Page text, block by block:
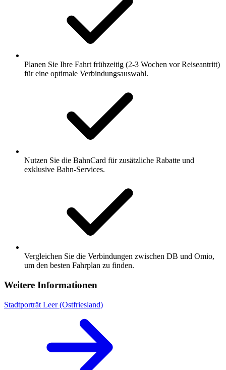
Planen Sie Ihre Fahrt frühzeitig (2-3 Wochen vor Reiseantritt)
für eine optimale Verbindungsauswahl.
Nutzen Sie die BahnCard für zusätzliche Rabatte und
exklusive Bahn-Services.
Vergleichen Sie die Verbindungen zwischen DB und Omio,
um den besten Fahrplan zu finden.
Weitere Informationen
Stadtporträt Leer (Ostfriesland)